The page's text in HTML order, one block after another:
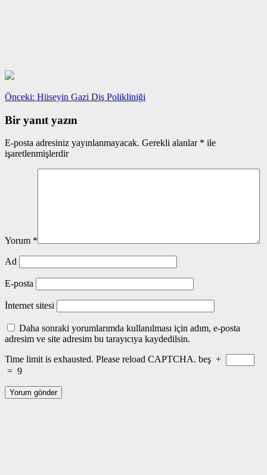
Yazı
gezinmesi
Önceki: Önceki
Hüseyin Gazi Diş Polikliniği
Bir yanıt yazın
E-posta adresiniz yayınlanmayacak. Gerekli alanlar * ile
işaretlenmişlerdir
Yorum *
Ad
E-posta
İnternet sitesi
Daha sonraki yorumlarımda kullanılması için adım, e-posta
adresim ve site adresim bu tarayıcıya kaydedilsin.
Time limit is exhausted. Please reload CAPTCHA. beş +
= 9